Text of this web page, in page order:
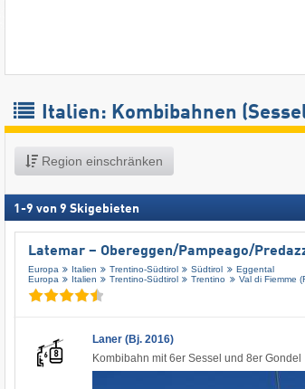
Italien: Kombibahnen
Region einschränken
1 -9 von 9 Skigebieten
Latemar – Obereggen/​Pampeago/​
Europa Italien Trentino-Südtirol Südtirol
Eggental
Europa
Italien Trentino-Südtirol Trentino Val di Fiemme
Laner (Bj. 2016)
Kombibahn mit 6er Sessel und 8er Gondel